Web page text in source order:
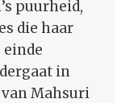
puurheid,
die haar
einde
in
Mahsuri